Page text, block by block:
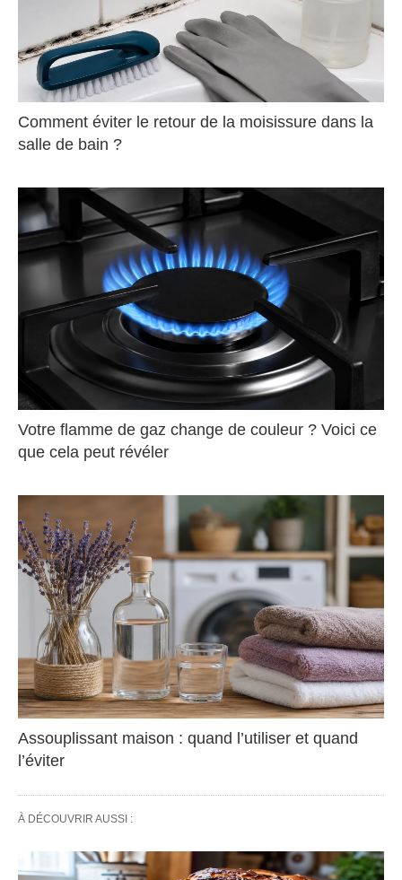
Comment éviter le retour de la moisissure dans la
salle de bain ?
Votre flamme de gaz change de couleur ? Voici ce
que cela peut révéler
Assouplissant maison : quand l’utiliser et quand
l’éviter
À DÉCOUVRIR AUSSI :